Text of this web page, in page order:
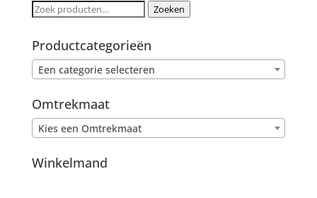
Zoeken
Zoeken
Productcategorieën
Een categorie selecteren
Omtrekmaat
Kies een Omtrekmaat
Winkelmand